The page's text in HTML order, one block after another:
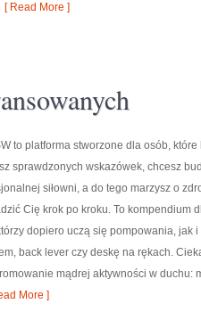
[ Read More ]
to platforma stworzone dla osób,
sprawdzonych wskazówek, chcesz
siłowni, a do tego marzysz o
Cię krok po kroku. To kompendium
dopiero uczą się pompowania,
back lever czy deskę na rękach.
mądrej aktywności w duchu:
More ]